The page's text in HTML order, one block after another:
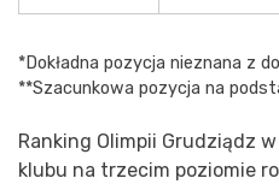
*Dokładna pozycja nieznana z
**Szacunkowa pozycja na
Ranking Olimpii Grudziądz
klubu na trzecim poziomie